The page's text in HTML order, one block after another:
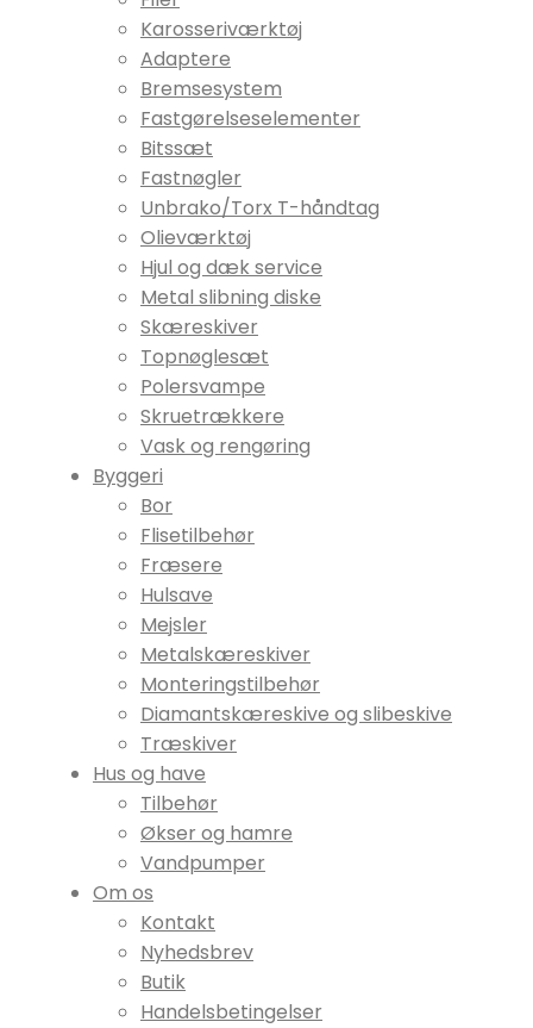
Karosseriværktøj
Adaptere
Bremsesystem
Fastgørelseselementer
Bitssæt
Fastnøgler
Unbrako/Torx T-håndtag
Olieværktøj
Hjul og dæk service
Metal slibning diske
Skæreskiver
Topnøglesæt
Polersvampe
Skruetrækkere
Vask og rengøring
Byggeri
Bor
Flisetilbehør
Fræsere
Hulsave
Mejsler
Metalskæreskiver
Monteringstilbehør
Diamantskæreskive og slibeskive
Træskiver
Hus og have
Tilbehør
Økser og hamre
Vandpumper
Om os
Kontakt
Nyhedsbrev
Butik
Handelsbetingelser